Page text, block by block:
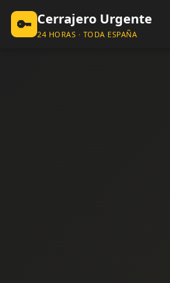
🔑 Cerrajero Urgente
24 HORAS · TODA ESPAÑA